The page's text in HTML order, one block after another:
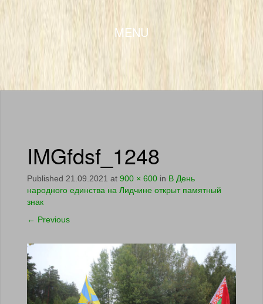
MENU
SKIP TO CONTENT
IMGfdsf_1248
Published 21.09.2021 at 900 × 600 in В День
народного единства на Лидчине открыт памятный
знак
← Previous